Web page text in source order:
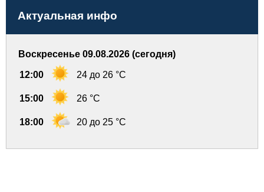
Актуальная инфо
Воскресенье 09.08.2026 (сегодня)
12:00 24 до 26 °C
15:00 26 °C
18:00 20 до 25 °C